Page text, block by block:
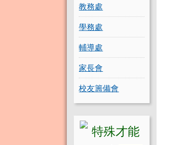
教務處
學務處
輔導處
家長會
校友籌備會